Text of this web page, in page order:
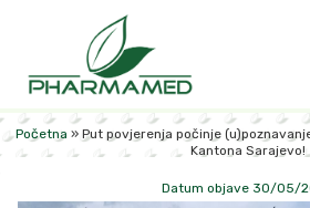
Početna » Put povjerenja počinje
Kantona Sarajevo!
Datum objave 30/05/